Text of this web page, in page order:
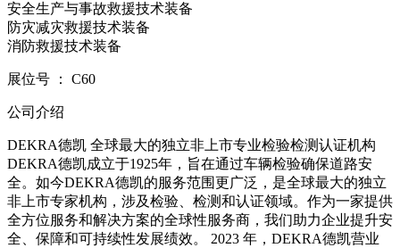
安全生产与事故救援技术装备
防灾减灾救援技术装备
消防救援技术装备
展位号 ： C60
公司介绍
DEKRA德凯 全球最大的独立非上市专业检验检测认证机构
DEKRA德凯成立于1925年，旨在通过车辆检验确保道路安
全。如今DEKRA德凯的服务范围更广泛，是全球最大的独立
非上市专家机构，涉及检验、检测和认证领域。作为一家提供
全方位服务和解决方案的全球性服务商，我们助力企业提升安
全、保障和可持续性发展绩效。 2023 年，DEKRA德凯营业